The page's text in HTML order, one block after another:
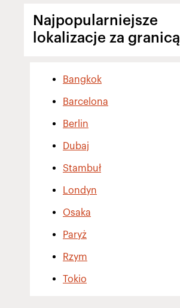
Najpopularniejsze
lokalizacje za granicą
Bangkok
Barcelona
Berlin
Dubaj
Stambuł
Londyn
Osaka
Paryż
Rzym
Tokio